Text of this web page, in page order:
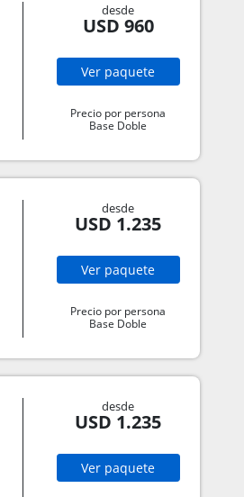
desde
USD 960
Ver paquete
Precio por persona
Base Doble
desde
USD 1.235
Ver paquete
Precio por persona
Base Doble
desde
USD 1.235
Ver paquete